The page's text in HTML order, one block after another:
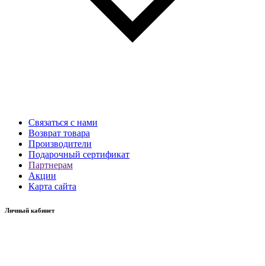
Связаться с нами
Возврат товара
Производители
Подарочный сертификат
Партнерам
Акции
Карта сайта
Личный кабинет